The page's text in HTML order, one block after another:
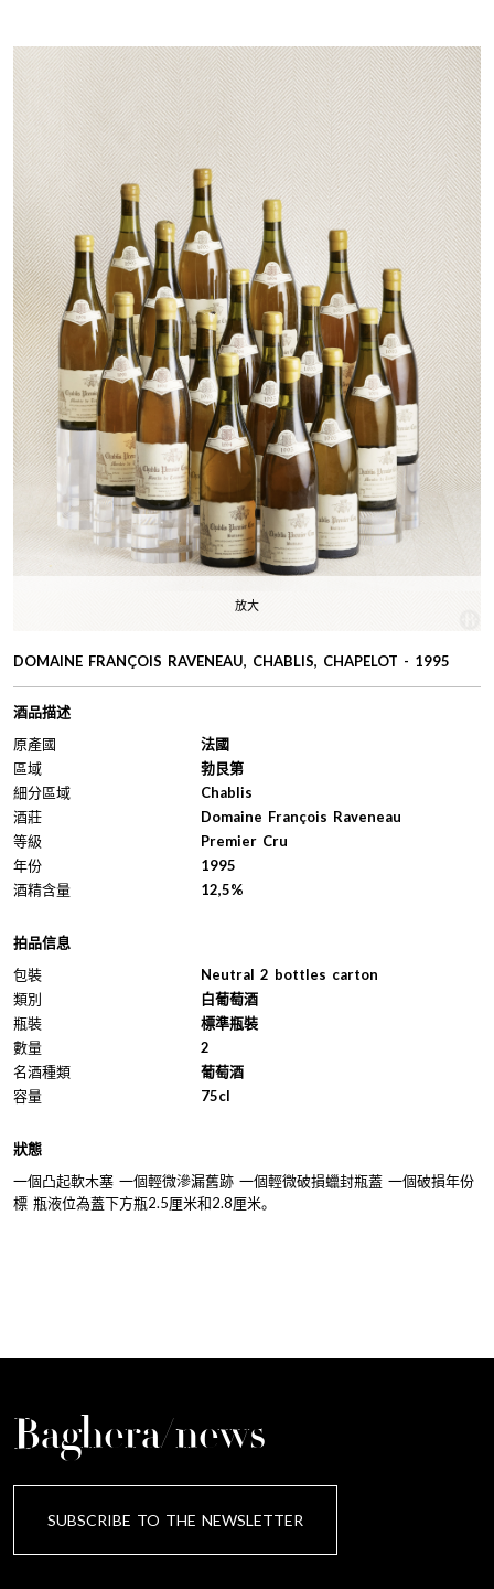
放大
DOMAINE FRANÇOIS RAVENEAU, CHABLIS, CHAPELOT - 1995
酒品描述
原產國
法國
區域
勃艮第
細分區域
Chablis
酒莊
Domaine François Raveneau
等級
Premier Cru
年份
1995
酒精含量
12,5%
拍品信息
包裝
Neutral 2 bottles carton
類別
白葡萄酒
瓶裝
標準瓶裝
數量
2
名酒種類
葡萄酒
容量
75cl
狀態
一個凸起軟木塞 一個輕微滲漏舊跡 一個輕微破損蠟封瓶蓋 一個破損年份
標 瓶液位為蓋下方瓶2.5厘米和2.8厘米。
Baghera/news
SUBSCRIBE TO THE NEWSLETTER